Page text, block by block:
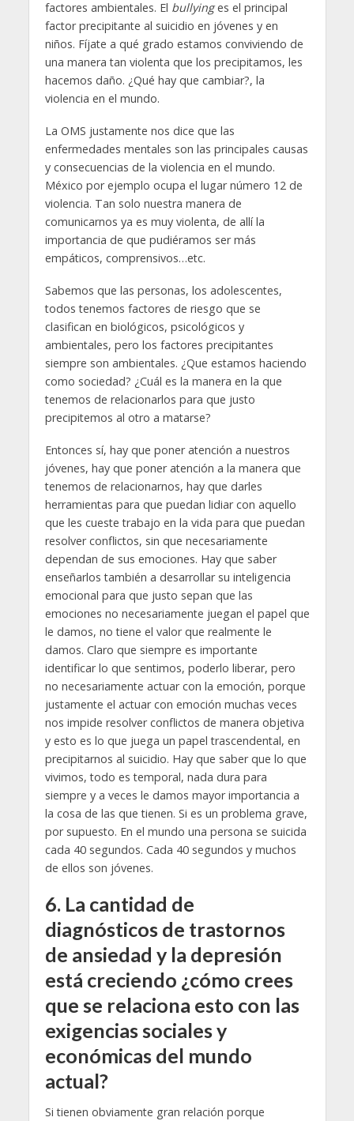
factores ambientales. El bullyinges el principal
factor precipitante al suicidio en jóvenes y en
niños. Fíjate a qué grado estamos conviviendo de
una manera tan violenta que los precipitamos, les
hacemos daño. ¿Qué hay que cambiar?, la
violencia en el mundo.
La OMS justamente nos dice que las
enfermedades mentales son las principales causas
y consecuencias de la violencia en el mundo.
México por ejemplo ocupa el lugar número 12 de
violencia. Tan solo nuestra manera de
comunicarnos ya es muy violenta, de allí la
importancia de que pudiéramos ser más
empáticos, comprensivos…etc.
Sabemos que las personas, los adolescentes,
todos tenemos factores de riesgo que se
clasifican en biológicos, psicológicos y
ambientales, pero los factores precipitantes
siempre son ambientales. ¿Que estamos haciendo
como sociedad? ¿Cuál es la manera en la que
tenemos de relacionarlos para que justo
precipitemos al otro a matarse?
Entonces sí, hay que poner atención a nuestros
jóvenes, hay que poner atención a la manera que
tenemos de relacionarnos, hay que darles
herramientas para que puedan lidiar con aquello
que les cueste trabajo en la vida para que puedan
resolver conflictos, sin que necesariamente
dependan de sus emociones. Hay que saber
enseñarlos también a desarrollar su inteligencia
emocional para que justo sepan que las
emociones no necesariamente juegan el papel que
le damos, no tiene el valor que realmente le
damos. Claro que siempre es importante
identificar lo que sentimos, poderlo liberar, pero
no necesariamente actuar con la emoción, porque
justamente el actuar con emoción muchas veces
nos impide resolver conflictos de manera objetiva
y esto es lo que juega un papel trascendental, en
precipitarnos al suicidio. Hay que saber que lo que
vivimos, todo es temporal, nada dura para
siempre y a veces le damos mayor importancia a
la cosa de las que tienen. Si es un problema grave,
por supuesto. En el mundo una persona se suicida
cada 40 segundos. Cada 40 segundos y muchos
de ellos son jóvenes.
6. La cantidad de
diagnósticos de trastornos
de ansiedad y la depresión
está creciendo ¿cómo crees
que se relaciona esto con las
exigencias sociales y
económicas del mundo
actual?
Si tienen obviamente gran relación porque